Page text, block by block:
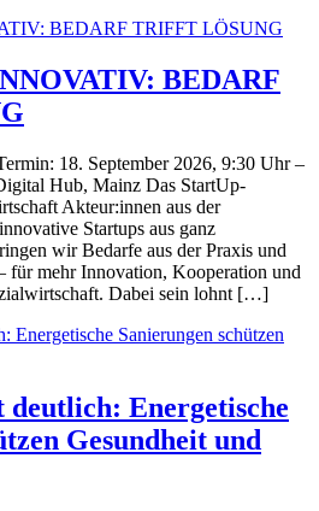
BEDARF
18. September 2026, 9:30 Uhr –
Hub, Mainz Das StartUp-
Akteur:innen aus der
Startups aus ganz
wir Bedarfe aus der Praxis und
für mehr Innovation, Kooperation und
Dabei sein lohnt […]
Energetische
Gesundheit und